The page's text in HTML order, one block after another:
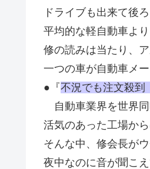
ドライブも出来て後
平均的な軽自動車より
修の読みは当たり、
一つの車が自動車メ
●『不況でも注文殺
自動車業界を世界同
活気のあった工場か
そんな中、修会長が
夜中なのに音が聞こ